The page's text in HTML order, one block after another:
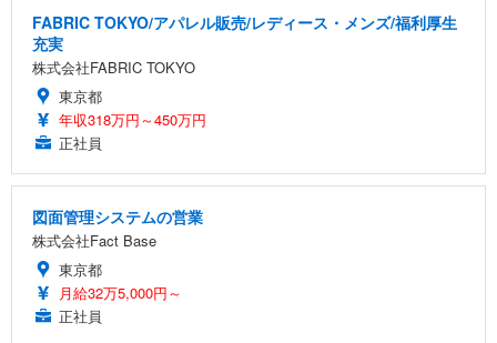
FABRIC TOKYO/アパレル販売/レディース・メンズ/福利厚生
充実
株式会社FABRIC TOKYO
東京都
年収318万円～450万円
正社員
図面管理システムの営業
株式会社Fact Base
東京都
月給32万5,000円～
正社員